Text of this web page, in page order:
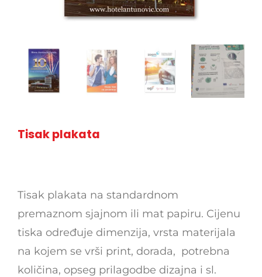
Tisak plakata
Tisak plakata na standardnom
premaznom sjajnom ili mat papiru. Cijenu
tiska određuje dimenzija, vrsta materijala
na kojem se vrši print, dorada, potrebna
količina, opseg prilagodbe dizajna i sl.